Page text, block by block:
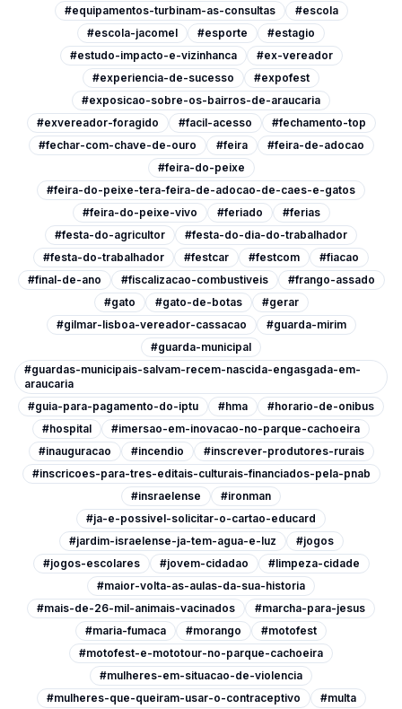
#equipamentos-turbinam-as-consultas
#escola
#escola-jacomel
#esporte
#estagio
#estudo-impacto-e-vizinhanca
#ex-vereador
#experiencia-de-sucesso
#expofest
#exposicao-sobre-os-bairros-de-araucaria
#exvereador-foragido
#facil-acesso
#fechamento-top
#fechar-com-chave-de-ouro
#feira
#feira-de-adocao
#feira-do-peixe
#feira-do-peixe-tera-feira-de-adocao-de-caes-e-gatos
#feira-do-peixe-vivo
#feriado
#ferias
#festa-do-agricultor
#festa-do-dia-do-trabalhador
#festa-do-trabalhador
#festcar #festcom
#fiacao
#final-de-ano
#fiscalizacao-combustiveis
#frango-assado
#gato
#gato-de-botas
#gerar
#gilmar-lisboa-vereador-cassacao
#guarda-mirim
#guarda-municipal
#guardas-municipais-salvam-recem-nascida-engasgada-em-
araucaria
#guia-para-pagamento-do-iptu
#hma
#horario-de-onibus
#hospital
#imersao-em-inovacao-no-parque-cachoeira
#inauguracao
#incendio
#inscrever-produtores-rurais
#inscricoes-para-tres-editais-culturais-financiados-pela-pnab
#insraelense
#ironman
#ja-e-possivel-solicitar-o-cartao-educard
#jardim-israelense-ja-tem-agua-e-luz
#jogos
#jogos-escolares
#jovem-cidadao
#limpeza-cidade
#maior-volta-as-aulas-da-sua-historia
#mais-de-26-mil-animais-vacinados
#marcha-para-jesus
#maria-fumaca
#morango
#motofest
#motofest-e-mototour-no-parque-cachoeira
#mulheres-em-situacao-de-violencia
#mulheres-que-queiram-usar-o-contraceptivo
#multa